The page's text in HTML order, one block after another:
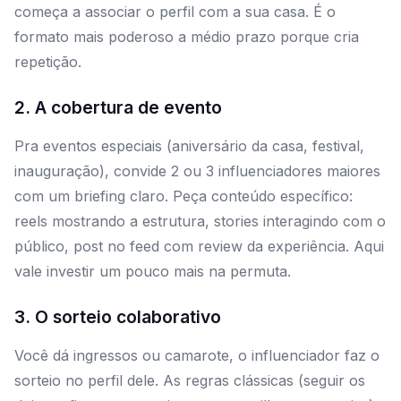
começa a associar o perfil com a sua casa. É o
formato mais poderoso a médio prazo porque cria
repetição.
2. A cobertura de evento
Pra eventos especiais (aniversário da casa, festival,
inauguração), convide 2 ou 3 influenciadores maiores
com um briefing claro. Peça conteúdo específico:
reels mostrando a estrutura, stories interagindo com o
público, post no feed com review da experiência. Aqui
vale investir um pouco mais na permuta.
3. O sorteio colaborativo
Você dá ingressos ou camarote, o influenciador faz o
sorteio no perfil dele. As regras clássicas (seguir os